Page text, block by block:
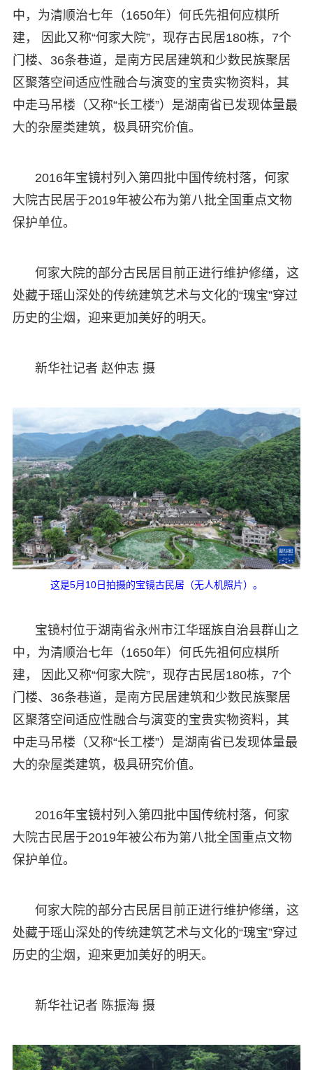
中，为清顺治七年（1650年）何氏先祖何应棋所
建， 因此又称“何家大院”，现存古民居180栋，7个
门楼、36条巷道，是南方民居建筑和少数民族聚居
区聚落空间适应性融合与演变的宝贵实物资料，其
中走马吊楼（又称“长工楼”）是湖南省已发现体量最
大的杂屋类建筑，极具研究价值。
2016年宝镜村列入第四批中国传统村落，何家
大院古民居于2019年被公布为第八批全国重点文物
保护单位。
何家大院的部分古民居目前正进行维护修缮，这
处藏于瑶山深处的传统建筑艺术与文化的“瑰宝”穿过
历史的尘烟，迎来更加美好的明天。
新华社记者 赵仲志 摄
这是5月10日拍摄的宝镜古民居（无人机照片）。
宝镜村位于湖南省永州市江华瑶族自治县群山之
中，为清顺治七年（1650年）何氏先祖何应棋所
建， 因此又称“何家大院”，现存古民居180栋，7个
门楼、36条巷道，是南方民居建筑和少数民族聚居
区聚落空间适应性融合与演变的宝贵实物资料，其
中走马吊楼（又称“长工楼”）是湖南省已发现体量最
大的杂屋类建筑，极具研究价值。
2016年宝镜村列入第四批中国传统村落，何家
大院古民居于2019年被公布为第八批全国重点文物
保护单位。
何家大院的部分古民居目前正进行维护修缮，这
处藏于瑶山深处的传统建筑艺术与文化的“瑰宝”穿过
历史的尘烟，迎来更加美好的明天。
新华社记者 陈振海 摄